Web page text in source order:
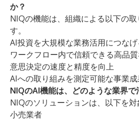
か？
NIQの機能は、組織による以下の取
す。
AI投資を大規模な業務活用につなげ
ワークフロー内で信頼できる高品
意思決定の速度と精度を向上
AIへの取り組みを測定可能な事業
NIQのAI機能は、どのような業界で
NIQのソリューションは、以下を対
小売業者